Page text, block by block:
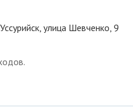
улица Шевченко, 9